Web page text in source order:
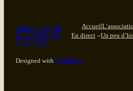
PIERRE SÈCHE
ET GARRIGUE
CAVEIRAC
Accueil
En direct
Un peu
Designed with WordPress